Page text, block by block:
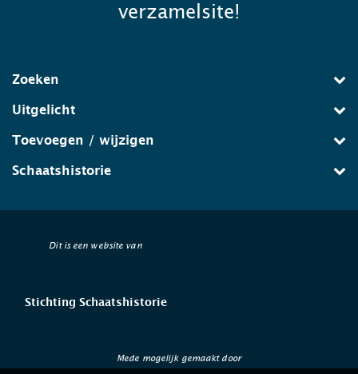
verzamelsite!
Zoeken
Uitgelicht
Toevoegen / wijzigen
Schaatshistorie
Dit is een website van
Stichting Schaatshistorie
Mede mogelijk gemaakt door